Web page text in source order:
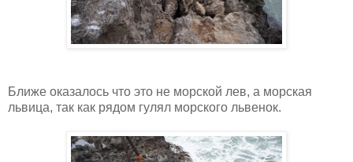
Ближе оказалось что это не морской лев, а морская
львица, так как рядом гулял морского львенок.